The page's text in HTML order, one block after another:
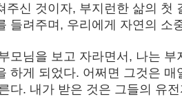
주신 것이자, 부지런한 삶의 첫
들려주며, 우리에게 자연의 소
모님을 보고 자라면서, 나는
하게 되었다. 어쩌면 그것은
다. 내가 받은 것은 그들의 유